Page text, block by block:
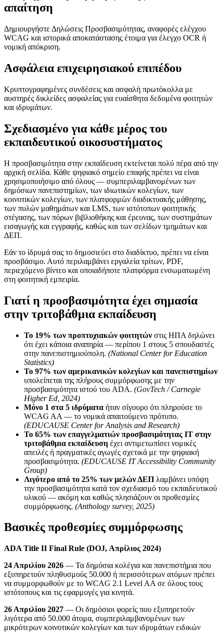
απαίτηση
Δημιουργήστε Δηλώσεις Προσβασιμότητας, αναφορές ελέγχου
WCAG και ιστορικά αποκατάστασης έτοιμα για έλεγχο OCR ή
νομική απόκριση.
Ασφάλεια επιχειρησιακού επιπέδου
Κρυπτογραφημένες συνδέσεις και ασφαλή πρωτόκολλα με
αυστηρές δικλείδες ασφαλείας για ευαίσθητα δεδομένα φοιτητών
και ιδρυμάτων.
Σχεδιασμένο για κάθε μέρος του
εκπαιδευτικού οικοσυστήματος
Η προσβασιμότητα στην εκπαίδευση εκτείνεται πολύ πέρα από την
αρχική σελίδα. Κάθε ψηφιακό σημείο επαφής πρέπει να είναι
χρησιμοποιήσιμο από όλους — συμπεριλαμβανομένων των
δημόσιων πανεπιστημίων, των ιδιωτικών κολεγίων, των
κοινοτικών κολεγίων, των πλατφορμών διαδικτυακής μάθησης,
των πυλών μαθημάτων και LMS, των ιστότοπων φοιτητικής
στέγασης, των πόρων βιβλιοθήκης και έρευνας, των συστημάτων
εισαγωγής και εγγραφής, καθώς και των σελίδων τμημάτων και
ΔΕΠ.
Εάν το ίδρυμά σας το δημοσιεύει στο διαδίκτυο, πρέπει να είναι
προσβάσιμο. Αυτό περιλαμβάνει εργαλεία τρίτων, PDF,
περιεχόμενο βίντεο και οποιαδήποτε πλατφόρμα ενσωματωμένη
στη φοιτητική εμπειρία.
Γιατί η προσβασιμότητα έχει σημασία
στην τριτοβάθμια εκπαίδευση
Το 19% των προπτυχιακών φοιτητών στις ΗΠΑ δηλώνει
ότι έχει κάποια αναπηρία — περίπου 1 στους 5 σπουδαστές
στην πανεπιστημιούπολη. (National Center for Education
Statistics)
Το 97% των αμερικανικών κολεγίων και πανεπιστημίων
υπολείπεται της πλήρους συμμόρφωσης με την
προσβασιμότητα ιστού του ADA. (GovTech / Carnegie
Higher Ed, 2024)
Μόνο 1 στα 5 ιδρύματα ήταν σίγουρο ότι πληρούσε το
WCAG AA — το νομικά απαιτούμενο πρότυπο.
(EDUCAUSE Center for Analysis and Research)
Το 65% των επαγγελματιών προσβασιμότητας IT στην
τριτοβάθμια εκπαίδευση έχει αντιμετωπίσει νομικές
απειλές ή πραγματικές αγωγές σχετικά με την ψηφιακή
προσβασιμότητα. (EDUCAUSE IT Accessibility Community
Group)
Λιγότερο από το 25% των μελών ΔΕΠ λαμβάνει υπόψη
την προσβασιμότητα κατά τον σχεδιασμό του εκπαιδευτικού
υλικού — ακόμη και καθώς πλησιάζουν οι προθεσμίες
συμμόρφωσης. (Anthology survey, 2025)
Βασικές προθεσμίες συμμόρφωσης
ADA Title II Final Rule (DOJ, Απρίλιος 2024)
24 Απριλίου 2026 — Τα δημόσια κολέγια και πανεπιστήμια που
εξυπηρετούν πληθυσμούς 50.000 ή περισσότερων ατόμων πρέπει
να συμμορφωθούν με το WCAG 2.1 Level AA σε όλους τους
ιστότοπους και τις εφαρμογές για κινητά.
26 Απριλίου 2027 — Οι δημόσιοι φορείς που εξυπηρετούν
λιγότερα από 50.000 άτομα, συμπεριλαμβανομένων των
μικρότερων κοινοτικών κολεγίων και των ιδρυμάτων ειδικών